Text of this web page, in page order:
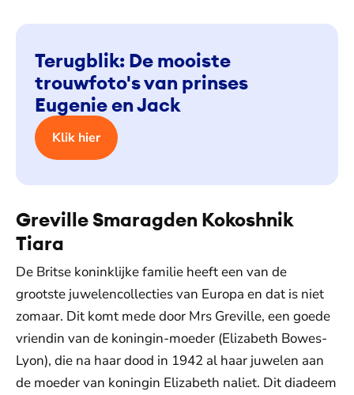
Terugblik: De mooiste
trouwfoto's van prinses
Eugenie en Jack
Klik hier
Greville Smaragden Kokoshnik
Tiara
De Britse koninklijke familie heeft een van de
grootste juwelencollecties van Europa en dat is niet
zomaar. Dit komt mede door Mrs Greville, een goede
vriendin van de koningin-moeder (Elizabeth Bowes-
Lyon), die na haar dood in 1942 al haar juwelen aan
de moeder van koningin Elizabeth naliet. Dit diadeem